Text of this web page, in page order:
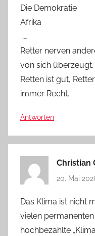
Die Demokratie
Afrika
……
Retter nerven
von sich überzeugt.
Retten ist gut,
immer Recht.
Antworten
Christian
20. Mai
Das Klima ist nicht
vielen
hochbezahlte